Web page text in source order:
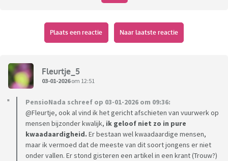
Plaats een reactie Naar laatste reactie
Fleurtje_5
03-01-2026om 12:51
PensioNada schreef op 03-01-2026 om 09:36:
@Fleurtje, ook al vind ik het gericht afschieten van vuurwerk op
mensen bijzonder kwalijk, ik geloof niet zo in pure
kwaadaardigheid. Er bestaan wel kwaadaardige mensen,
maar ik vermoed dat de meeste van dit soort jongens er niet
onder vallen. Er stond gisteren een artikel in een krant (Trouw?)